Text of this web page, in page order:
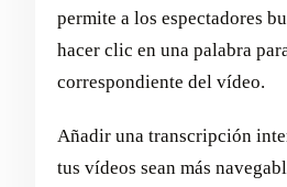
permite a los espectadores
hacer clic en una palabra
correspondiente del vídeo.
Añadir una transcripción
tus vídeos sean más